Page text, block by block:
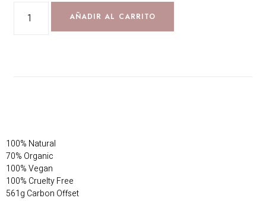
AÑADIR AL CARRITO
100% Natural
70% Organic
100% Vegan
100% Cruelty Free
561g Carbon Offset